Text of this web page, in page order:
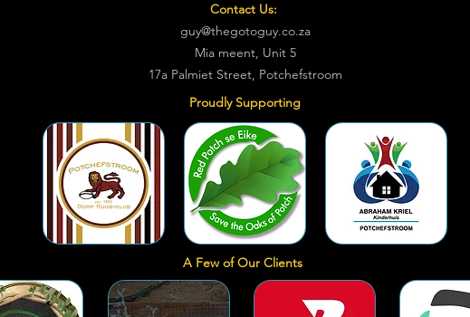
Contact Us:
guy@thegotoguy.co.za
Mia meent, Unit 5
17a Palmiet Street, Potchefstroom
Proudly Supporting
A Few of Our Clients